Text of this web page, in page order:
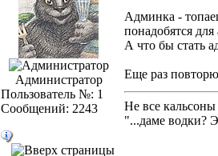
Администратор
Пользователь №: 1
Сообщений: 2243
Админка -
понадобятся
А что бы стать
Еще раз
Не все
"...даме водки?